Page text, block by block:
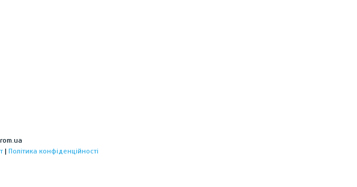
| Політика конфіденційності